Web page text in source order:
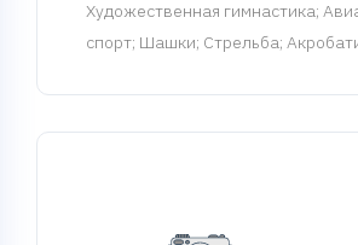
Художественная гимнастика;
спорт; Шашки; Стрельба;